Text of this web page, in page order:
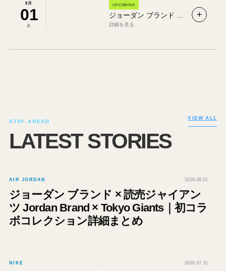
8月
01
土
UPCOMING
詳細を見る
+
STAY AHEAD
LATEST STORIES
VIEW ALL
AIR JORDAN 2026.08.01
ジョーダン ブランド × 読売ジャイアン
ツ Jordan Brand × Tokyo Giants｜初コラ
ボコレクション詳細まとめ
NIKE 2026.07.31